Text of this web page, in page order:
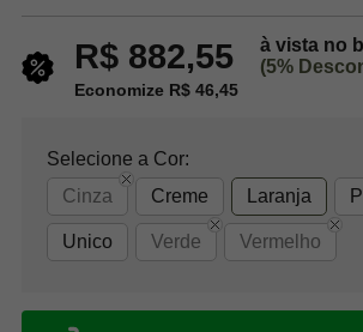
R$ 882,55
à vista no
(5%
Economize R$ 46,45
Selecione a Cor:
Cinza
Creme Laranja
Unico Verde Vermelho